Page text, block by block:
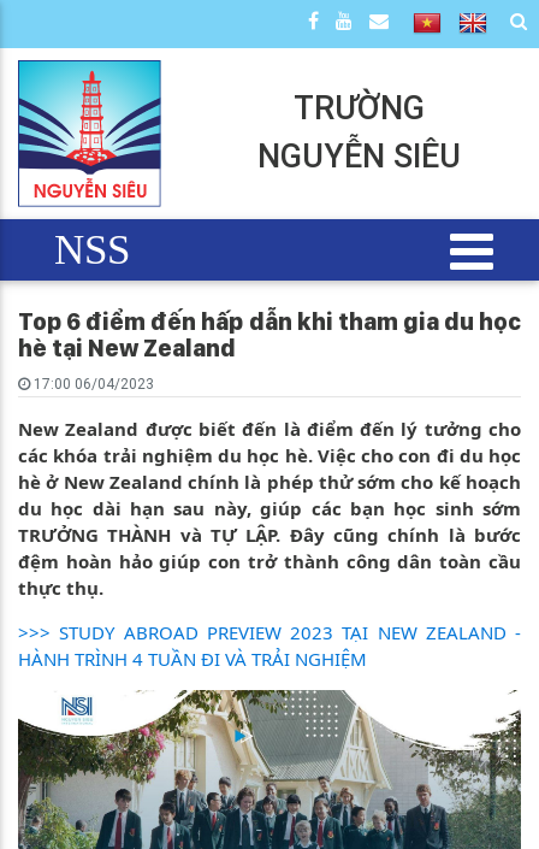
TRƯỜNG
NGUYỄN SIÊU
NSS
Top 6 điểm đến hấp dẫn khi tham gia du học
hè tại New Zealand
17:00 06/04/2023
New Zealand được biết đến là điểm đến lý tưởng cho
các khóa trải nghiệm du học hè. Việc cho con đi du học
hè ở New Zealand chính là phép thử sớm cho kế hoạch
du học dài hạn sau này, giúp các bạn học sinh sớm
TRƯỞNG THÀNH và TỰ LẬP. Đây cũng chính là bước
đệm hoàn hảo giúp con trở thành công dân toàn cầu
thực thụ.
>>> STUDY ABROAD PREVIEW 2023 TẠI NEW ZEALAND -
HÀNH TRÌNH 4 TUẦN ĐI VÀ TRẢI NGHIỆM